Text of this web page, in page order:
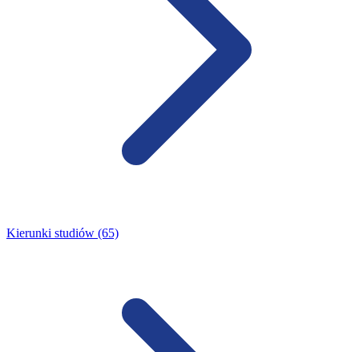
Kierunki studiów (65)